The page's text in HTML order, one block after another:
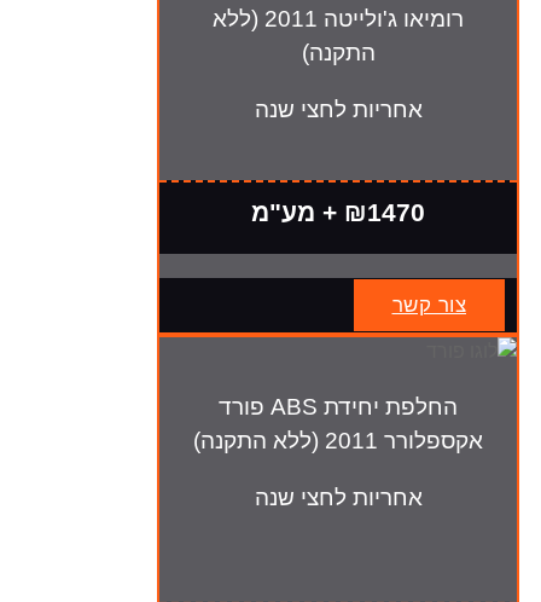
רומיאו ג'ולייטה 2011 (ללא
התקנה)
אחריות לחצי שנה
₪1470 + מע"מ
צור קשר
החלפת יחידת ABS פורד
אקספלורר 2011 (ללא התקנה)
אחריות לחצי שנה